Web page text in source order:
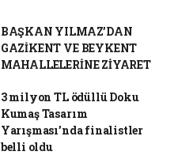
BAŞKAN YILMAZ’DAN
GAZİKENT VE BEYKENT
MAHALLELERİNE ZİYARET
3 milyon TL ödüllü Doku
Kumaş Tasarım
Yarışması’nda finalistler
belli oldu